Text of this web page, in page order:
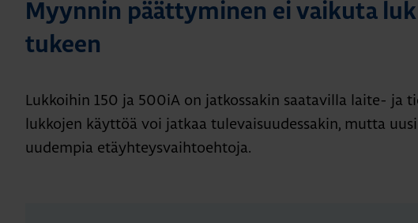
Myynnin päättyminen ei vaikuta
tukeen
Lukkoihin 150 ja 500iA on jatkossakin saatavilla laite- ja
lukkojen käyttöä voi jatkaa tulevaisuudessakin, mutta
uudempia etäyhteysvaihtoehtoja.